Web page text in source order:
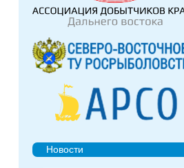
Новости